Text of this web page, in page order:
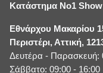
Κατάστημα No1
Εθνάρχου Μακαρίου
Περιστέρι, Αττική,
Δευτέρα - Παρασκευή:
Σάββατο: 09:00 - 16:00